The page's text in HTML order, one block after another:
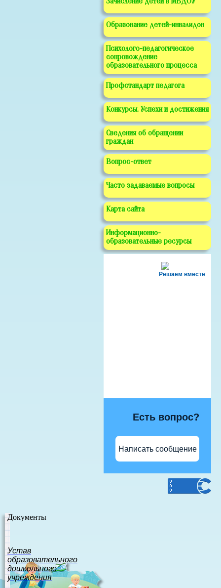
Зачисление детей в МБДОУ
Образование детей-инвалидов
Психолого-педагогическое
сопровождение
образовательного процесса
Профстандарт педагога
Конкурсы. Успехи и достижения
Сведения об обращении
граждан
Вопрос-ответ
Часто задаваемые вопросы
Карта сайта
Информационно-
образовательные ресурсы
Решаем вместе
Есть вопрос?
Написать сообщение
Документы
Устав
образовательного
дошкольного
учреждения